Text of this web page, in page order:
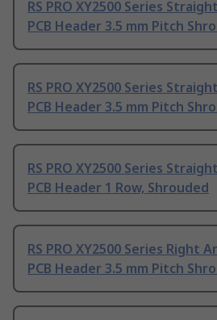
RS PRO XY2500 Series
PCB Header 3.5 mm Pitch
RS PRO XY2500 Series
PCB Header 3.5 mm Pitch
RS PRO XY2500 Series
PCB Header 1 Row, Shrouded
RS PRO XY2500 Series Right
PCB Header 3.5 mm Pitch